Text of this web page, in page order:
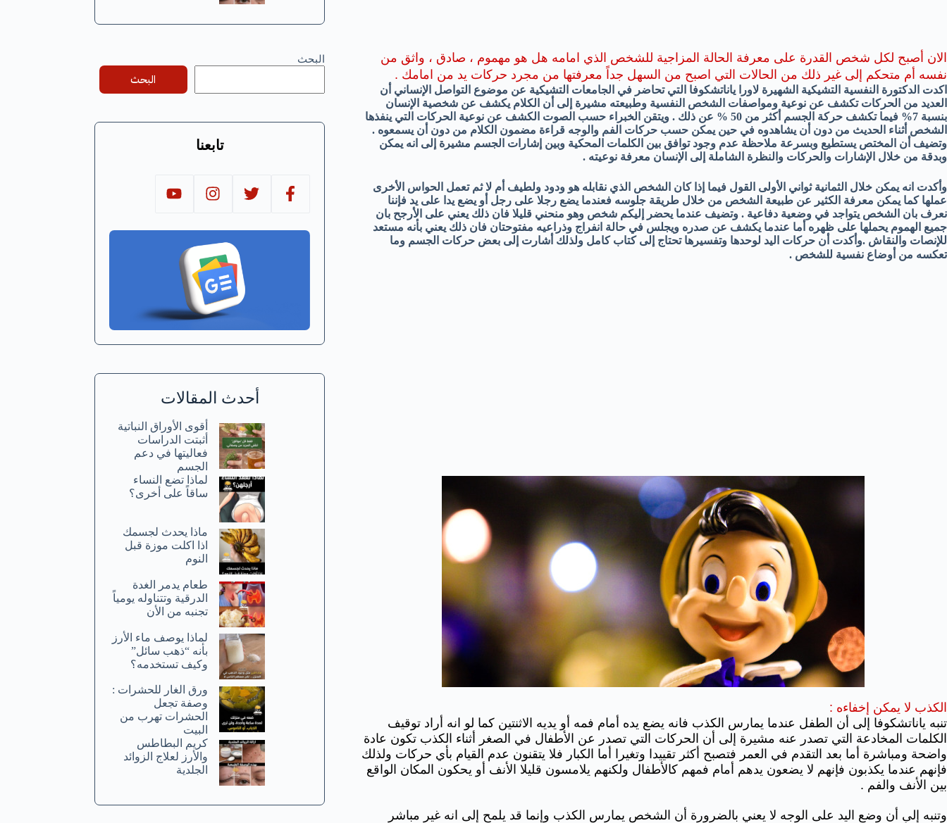
الان أصبح لكل شخص القدرة على معرفة الحالة المزاجية للشخص الذي امامه هل هو مهموم ، صادق ، واثق من
نفسه أم متحكم إلى غير ذلك من الحالات التي اصبح من السهل جداً معرفتها من مجرد حركات يد من امامك .
اكدت الدكتورة النفسية التشيكية الشهيرة لاورا ياناتشكوفا التي تحاضر في الجامعات التشيكية عن موضوع التواصل الإنساني أن
العديد من الحركات تكشف عن نوعية ومواصفات الشخص النفسية وطبيعته مشيرة إلى أن الكلام يكشف عن شخصية الإنسان
بنسبة 7% فيما تكشف حركة الجسم أكثر من 50 % عن ذلك . ويتقن الخبراء حسب الصوت الكشف عن نوعية الحركات التي ينفذها
الشخص أثناء الحديث من دون أن يشاهدوه في حين يمكن حسب حركات الفم والوجه قراءة مضمون الكلام من دون أن يسمعوه .
وتضيف أن المختص يستطيع وبسرعة ملاحظة عدم وجود توافق بين الكلمات المحكية وبين إشارات الجسم مشيرة إلى انه يمكن
وبدقة من خلال الإشارات والحركات والنظرة الشاملة إلى الإنسان معرفة نوعيته .
وأكدت انه يمكن خلال الثمانية ثواني الأولى القول فيما إذا كان الشخص الذي نقابله هو ودود ولطيف أم لا ثم تعمل الحواس الأخرى
عملها كما يمكن معرفة الكثير عن طبيعة الشخص من خلال طريقة جلوسه فعندما يضع رجلا على رجل أو يضع يدا على يد فإننا
نعرف بان الشخص يتواجد في وضعية دفاعية . وتضيف عندما يحضر إليكم شخص وهو منحني قليلا فان ذلك يعني على الأرجح بان
جميع الهموم يحملها على ظهره أما عندما يكشف عن صدره ويجلس في حالة انفراج وذراعيه مفتوحتان فان ذلك يعني بأنه مستعد
للإنصات والنقاش .وأكدت أن حركات اليد لوحدها وتفسيرها تحتاج إلى كتاب كامل ولذلك أشارت إلى بعض حركات الجسم وما
تعكسه من أوضاع نفسية للشخص .
الكذب لا يمكن إخفاءه :
تنبه ياناتشكوفا إلى أن الطفل عندما يمارس الكذب فانه يضع يده أمام فمه أو يديه الاثنتين كما لو انه أراد توقيف
الكلمات المخادعة التي تصدر عنه مشيرة إلى أن الحركات التي تصدر عن الأطفال في الصغر أثناء الكذب تكون عادة
واضحة ومباشرة أما بعد التقدم في العمر فتصبح أكثر تقييدا وتغيرا أما الكبار فلا يتقنون عدم القيام بأي حركات ولذلك
فإنهم عندما يكذبون فإنهم لا يضعون يدهم أمام فمهم كالأطفال ولكنهم يلامسون قليلا الأنف أو يحكون المكان الواقع
بين الأنف والفم .
وتنبه إلى أن وضع اليد على الوجه لا يعني بالضرورة أن الشخص يمارس الكذب وإنما قد يلمح إلى انه غير مباشر
البحث
البحث
تابعنا
أحدث المقالات
أقوى الأوراق النباتية
أثبتت الدراسات
فعاليتها في دعم
الجسم
لماذا تضع النساء
ساقاً على أخرى؟
ماذا يحدث لجسمك
اذا اكلت موزة قبل
النوم
طعام يدمر الغدة
الدرقية وتتناوله يومياً
تجنبه من الأن
لماذا يوصف ماء الأرز
بأنه “ذهب سائل”
وكيف تستخدمه؟
ورق الغار للحشرات :
وصفة تجعل
الحشرات تهرب من
البيت
كريم البطاطس
والأرز لعلاج الزوائد
الجلدية